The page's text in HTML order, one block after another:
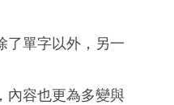
了單字以外，另一
內容也更為多變與